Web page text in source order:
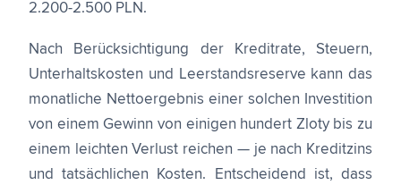
2.200-2.500 PLN.
Nach Berücksichtigung der Kreditrate, Steuern,
Unterhaltskosten und Leerstandsreserve kann das
monatliche Nettoergebnis einer solchen Investition
von einem Gewinn von einigen hundert Zloty bis zu
einem leichten Verlust reichen — je nach Kreditzins
und tatsächlichen Kosten. Entscheidend ist, dass